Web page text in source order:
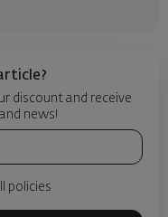
discount and receive
news!
policies